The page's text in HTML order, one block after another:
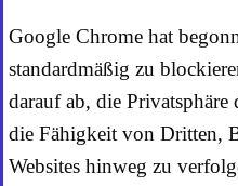
Google Chrome hat
standardmäßig zu
darauf ab, die
die Fähigkeit von Dritten,
Websites hinweg zu